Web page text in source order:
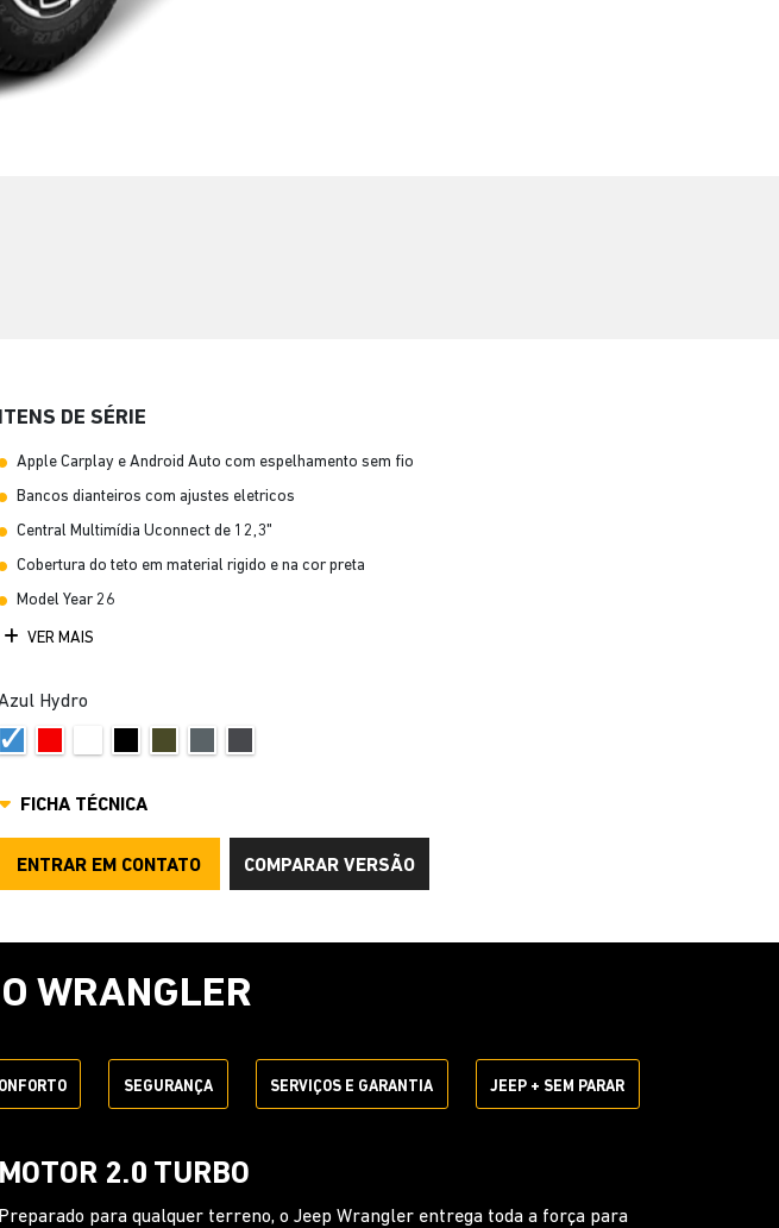
ITENS DE SÉRIE
Apple Carplay e Android Auto com espelhamento sem fio
Bancos dianteiros com ajustes eletricos
Central Multimídia Uconnect de 12,3"
Cobertura do teto em material rigido e na cor preta
Model Year 26
VER MAIS
Hydro
FICHA TÉCNICA
ENTRAR EM CONTATO COMPARAR VERSÃO
WRANGLER
SEGURANÇA SERVIÇOS E GARANTIA JEEP + SEM PARAR
CÂMBIO AUTOMÁTICO DE 8 MARCHAS
Otimize a performance do seu Wrangler com o câmbio automático de 8